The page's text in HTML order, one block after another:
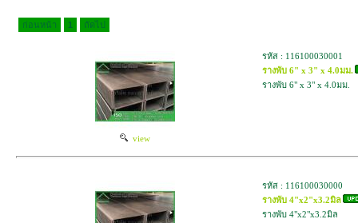
ก่อนหน้า 1 ถัดไป
view
รหัส : 116100030001
รางพับ 6" x 3" x 4.0มม.
รางพับ 6" x 3" x 4.0มม.
รหัส : 116100030000
รางพับ 4"x2"x3.2มิล
รางพับ 4"x2"x3.2มิล